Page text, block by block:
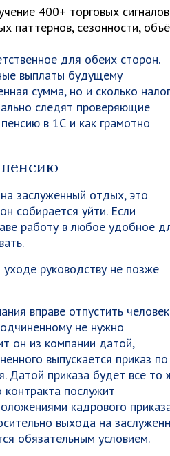
400+ торговых
паттернов, сезонности,
для обеих сторон.
выплаты будущему
сумма, но и сколько
следят проверяющие
в 1С и как грамотно
заслуженный отдых, это
собирается уйти. Если
работу в любое удобное
уходе руководству не позже
вправе отпустить
не нужно
он из компании датой,
выпускается приказ по
Датой приказа будет все то
послужит
кадрового
выхода на
обязательным условием.